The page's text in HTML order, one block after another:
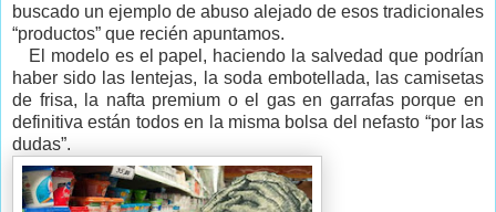
buscado un ejemplo de abuso alejado de esos tradicionales
“productos” que recién apuntamos.
El modelo es el papel, haciendo la salvedad que podrían
haber sido las lentejas, la soda embotellada, las camisetas
de frisa, la nafta premium o el gas en garrafas porque en
definitiva están todos en la misma bolsa del nefasto “por las
dudas”.